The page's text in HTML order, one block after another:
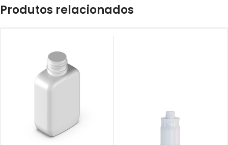
Produtos relacionados